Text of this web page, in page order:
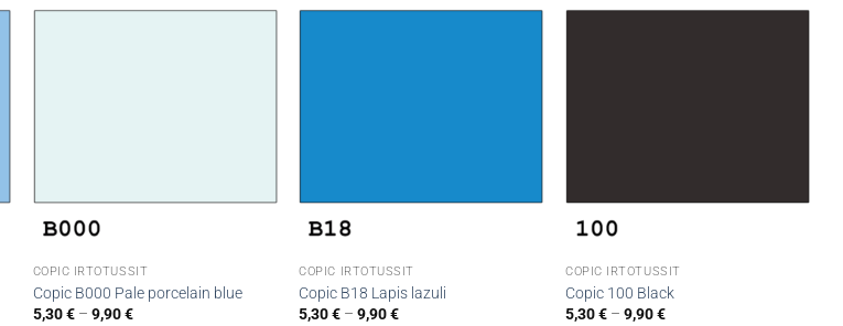
COPIC IRTOTUSSIT
Copic B000 Pale porcelain blue
5,30€ – 9,90€Hintaluokka:
COPIC IRTOTUSSIT
Copic B18 Lapis lazuli
5,30€ – 9,90€Hintaluokka:
COPIC IRTOTUSSIT
Copic 100 Black
5,30€ – 9,90€Hintaluokka: